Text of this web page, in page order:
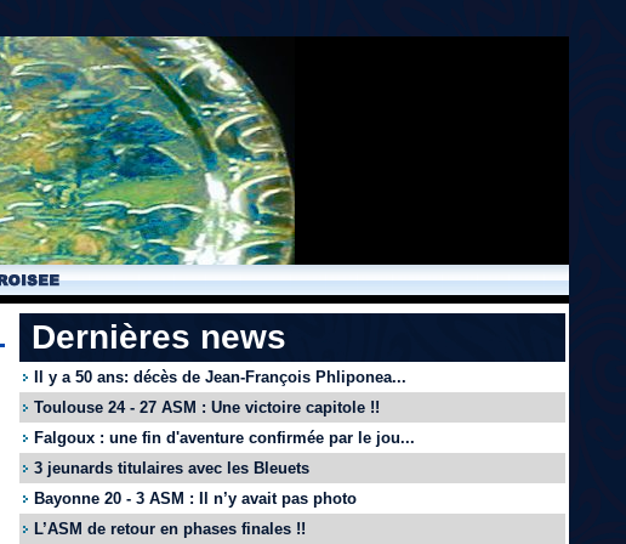
Dernières news
Il y a 50 ans: décès de Jean-François Phliponea...
Toulouse 24 - 27 ASM : Une victoire capitole !!
Falgoux : une fin d'aventure confirmée par le jou...
3 jeunards titulaires avec les Bleuets
Bayonne 20 - 3 ASM : Il n’y avait pas photo
L’ASM de retour en phases finales !!